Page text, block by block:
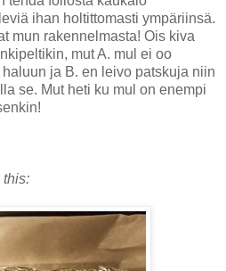
ihan holtittomasti ympäriinsä.
mun rakennelmasta! Ois kiva
mut A. mul ei oo
ja B. en leivo patskuja niin
se. Mut heti ku mul on enempi
this: